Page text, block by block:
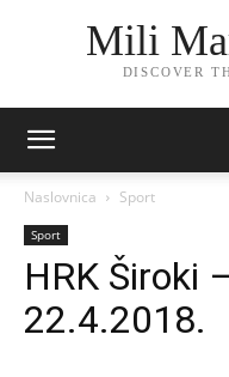
Mili
DISCOVER
Naslovnica Sport
Sport
HRK Široki
22.4.2018.